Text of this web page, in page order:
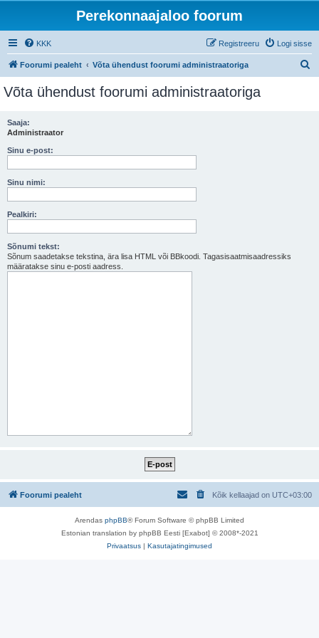
Perekonnaajaloo foorum
KKK Logi sisse
Registreeru
Foorumi pealeht Võta ühendust foorumi administraatoriga
Võta ühendust foorumi administraatoriga
Saaja:
Administraator
Sinu e-post:
Sinu nimi:
Pealkiri:
Sõnumi tekst:
Sõnum saadetakse tekstina, ära lisa HTML või BBkoodi. Tagasisaatmisaadressiks
määratakse sinu e-posti aadress.
Foorumi pealeht Kõik kellaajad on UTC+03:00
Arendas phpBB® Forum Software © phpBB Limited
Estonian translation by phpBB Eesti [Exabot] © 2008*-2021
Privaatsus | Kasutajatingimused